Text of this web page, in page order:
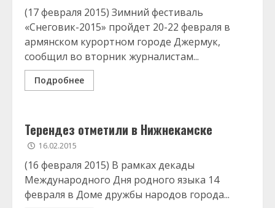
(17 февраля 2015) Зимний фестиваль
«Снеговик-2015» пройдет 20-22 февраля в
армянском курортном городе Джермук,
сообщил во вторник журналистам...
Подробнее
Терендез отметили в Нижнекамске
16.02.2015
(16 февраля 2015) В рамках декады
Международного Дня родного языка 14
февраля в Доме дружбы народов города...